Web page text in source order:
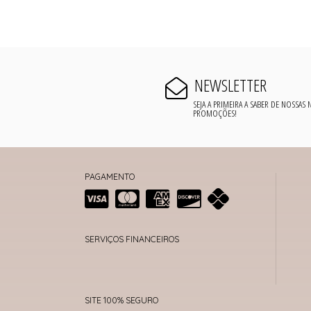
NEWSLETTER
SEJA A PRIMEIRA A SABER DE NOSSAS
PROMOÇÕES!
PAGAMENTO
SERVIÇOS FINANCEIROS
SITE 100% SEGURO